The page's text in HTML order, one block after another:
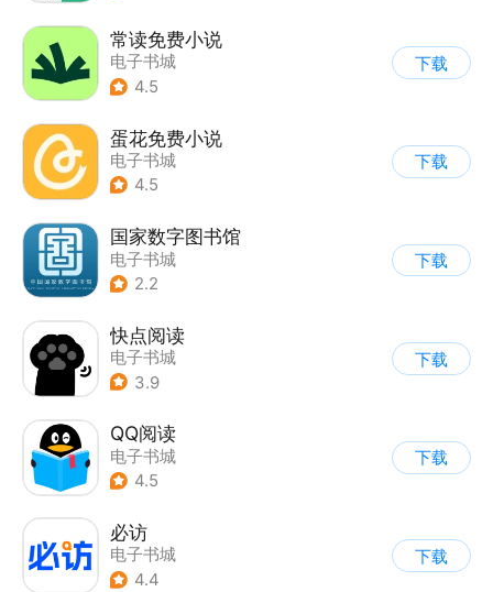
常读免费小说
电子书城
4.5
下载
蛋花免费小说
电子书城
4.5
下载
国家数字图书馆
电子书城
2.2
下载
快点阅读
电子书城
3.9
下载
QQ阅读
电子书城
4.5
下载
必访
电子书城
4.4
下载